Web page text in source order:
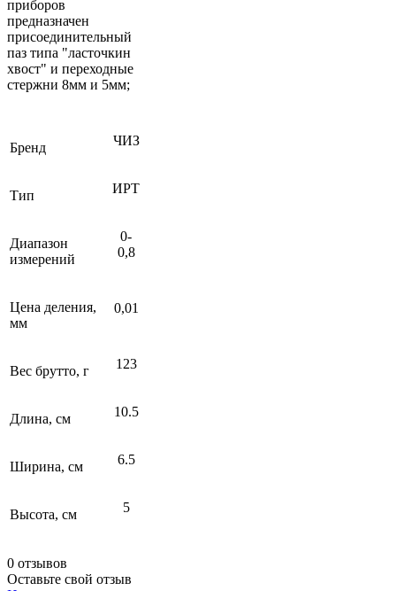
приборов
предназначен
присоединительный
паз типа "ласточкин
хвост" и переходные
стержни 8мм и 5мм;
Бренд ЧИЗ
Тип ИРТ
Диапазон
измерений
0-
0,8
Цена деления,
мм
0,01
Вес брутто, г 123
Длина, см 10.5
Ширина, см 6.5
Высота, см 5
0 отзывов
Оставьте свой отзыв